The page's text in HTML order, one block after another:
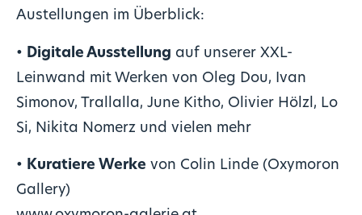
Austellungen im Überblick:
• Digitale Ausstellung auf unserer XXL-
Leinwand mit Werken von Oleg Dou, Ivan
Simonov, Trallalla, June Kitho, Olivier Hölzl, Lo
Si, Nikita Nomerz und vielen mehr
• Kuratiere Werke von Colin Linde (Oxymoron
Gallery)